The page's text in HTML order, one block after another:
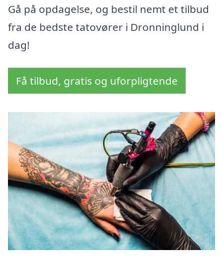
Gå på opdagelse, og bestil nemt et tilbud
fra de bedste tatovører i Dronninglund i
dag!
Få tilbud, gratis og uforpligtende